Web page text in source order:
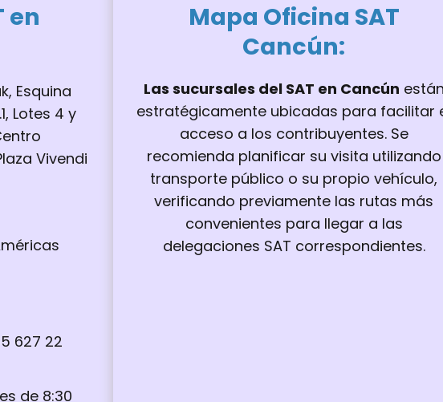
en
Esquina
Lotes 4 y
Vivendi
627 22
de 8:30
Mapa Oficina SAT
Cancún:
Las sucursales del SAT en Cancún están
estratégicamente ubicadas para facilitar
acceso a los contribuyentes. Se
recomienda planificar su visita utilizando
transporte público o su propio vehículo,
verificando previamente las rutas más
convenientes para llegar a las
delegaciones SAT correspondientes.